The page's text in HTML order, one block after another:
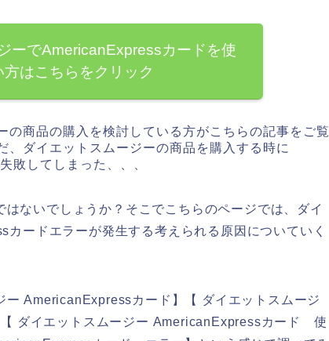
ーでAmericanExpressカードを使
方はこちらをクリック
の商品の購入を検討している方がこちらの記事をご覧
、ダイエットスムージーの商品を購入する時に
敗してしまった、、、
ないでしょうか？そこでこちらのページでは、ダイ
ードエラーが発生する考えられる原因についていく
ー AmericanExpressカード】【 ダイエットスムージ
ダイエットスムージー AmericanExpressカード 使